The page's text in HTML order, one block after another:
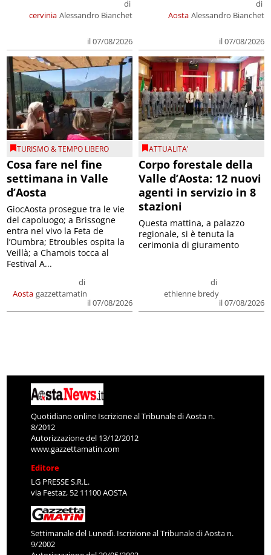
cervinia
di
Alessandro Bianchet
il 07/08/2026
Aosta
di
Alessandro Bianchet
il 07/08/2026
TURISMO & TEMPO LIBERO
Cosa fare nel fine
settimana in Valle
d’Aosta
Aosta
di
gazzettamatin
il 07/08/2026
GiocAosta prosegue tra le vie
del capoluogo; a Brissogne
entra nel vivo la Feta de
l’Oumbra; Etroubles ospita la
Veillà; a Chamois tocca al
Festival A...
ATTUALITA'
Corpo forestale della
Valle d’Aosta: 12 nuovi
agenti in servizio in 8
stazioni
di
ethienne bredy
il 07/08/2026
Questa mattina, a palazzo
regionale, si è tenuta la
cerimonia di giuramento
Quotidiano online Iscrizione al Tribunale di Aosta n.
8/2012
Autorizzazione del 13/12/2012
www.gazzettamatin.com
Editore
LG PRESSE S.R.L.
via Festaz, 52 11100 AOSTA
Settimanale del Lunedì. Iscrizione al Tribunale di Aosta n.
9/2002